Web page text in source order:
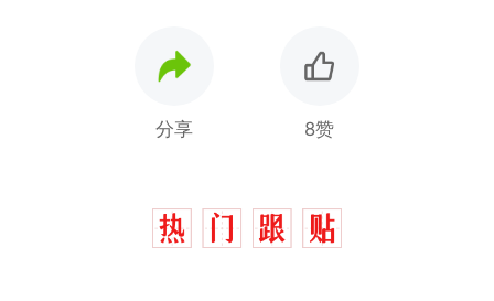
分享 8赞